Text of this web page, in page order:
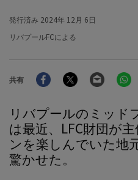
発行済み 2024年 12月 6日
リバプールFCによる
共有
FacebookTwitter Email
リバプールのミッド
は最近、LFC財団が
ンを楽しんでいた地
驚かせた。